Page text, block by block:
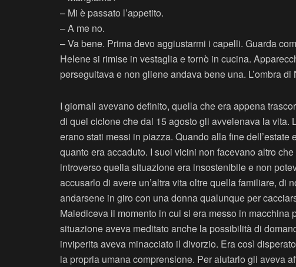
– Mi è passato l’appetito.
– A me no.
– Va bene. Prima devo aggiustarmi i capelli. Guarda
Helene si rimise in vestaglia e tornò in cucina.
perseguitava e non gliene andava bene una. L’ombra
I giornali avevano definito, quella che era appena
di quel ciclone che dal 15 agosto gli avvelenava la vita.
erano stati messi in piazza. Quando alla fine
quanto era accaduto. I suoi vicini non facevano altro
introverso quella situazione era insostenibile e non
accusarlo di avere un’altra vita oltre quella familiare, di
andarsene in giro con una donna qualunque per
Malediceva il momento in cui si era messo in
situazione aveva meditato anche la possibilità di
inviperita aveva minacciato il divorzio. Era così
la propria umana comprensione. Per aiutarlo gli aveva